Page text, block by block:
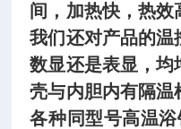
间，加热快，热效
我们还对产品的温
数显还是表显，均
壳与内胆内有隔温
各种同型号高温